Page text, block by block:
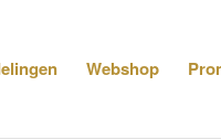
Webshop